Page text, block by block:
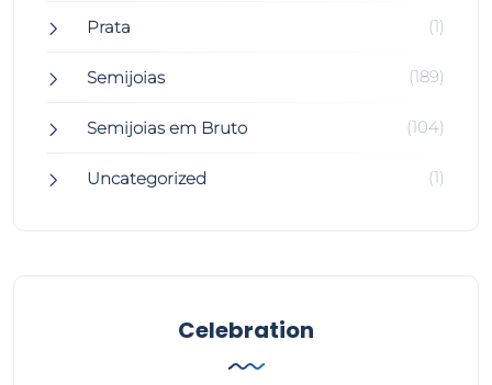
Prata (1)
Semijoias (189)
Semijoias em Bruto (104)
Uncategorized (1)
Celebration